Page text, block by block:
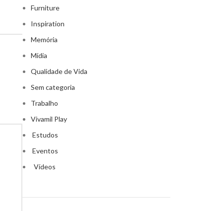
Furniture
Inspiration
Memória
Mídia
Qualidade de Vida
Sem categoria
Trabalho
Vivamil Play
Estudos
Eventos
Vídeos